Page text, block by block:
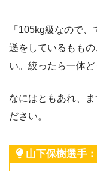
「105kg級なので
遜をしているもも
い。絞ったら一体ど
なにはともあれ、
ださい。
山下保樹選手